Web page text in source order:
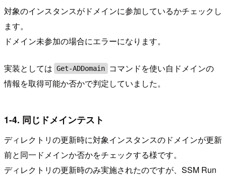
対象のインスタンスがドメインに参加しているかチェックし
ます。
ドメイン未参加の場合にエラーになります。
実装としては Get-ADDomain
コマンドを使い自ドメインの
情報を取得可能か否かで判定していました。
1-4. 同じドメインテスト
ディレクトリの更新時に対象インスタンスのドメインが更新
前と同一ドメインか否かをチェックする様です。
ディレクトリの更新時のみ実施されたのですが、SSM Run